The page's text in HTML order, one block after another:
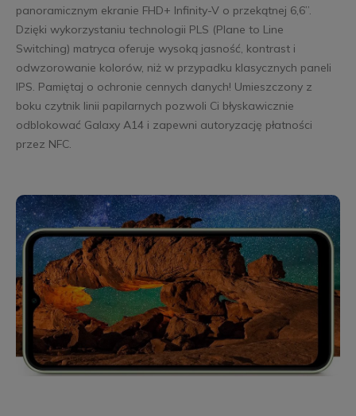
panoramicznym ekranie FHD+ Infinity-V o przekątnej 6,6”.
Dzięki wykorzystaniu technologii PLS (Plane to Line
Switching) matryca oferuje wysoką jasność, kontrast i
odwzorowanie kolorów, niż w przypadku klasycznych paneli
IPS. Pamiętaj o ochronie cennych danych! Umieszczony z
boku czytnik linii papilarnych pozwoli Ci błyskawicznie
odblokować Galaxy A14 i zapewni autoryzację płatności
przez NFC.